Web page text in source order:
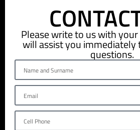
Please write to us with
will assist you immediately
questions.